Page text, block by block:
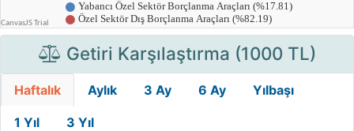
Getiri Karşılaştırma (1000 TL)
Haftalık Aylık 3 Ay 6 Ay Yılbaşı
1 Yıl 3 Yıl